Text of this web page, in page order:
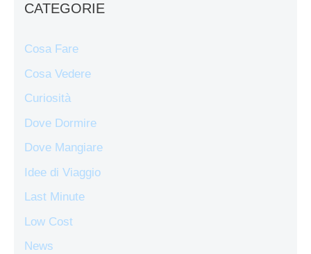
CATEGORIE
Cosa Fare
Cosa Vedere
Curiosità
Dove Dormire
Dove Mangiare
Idee di Viaggio
Last Minute
Low Cost
News